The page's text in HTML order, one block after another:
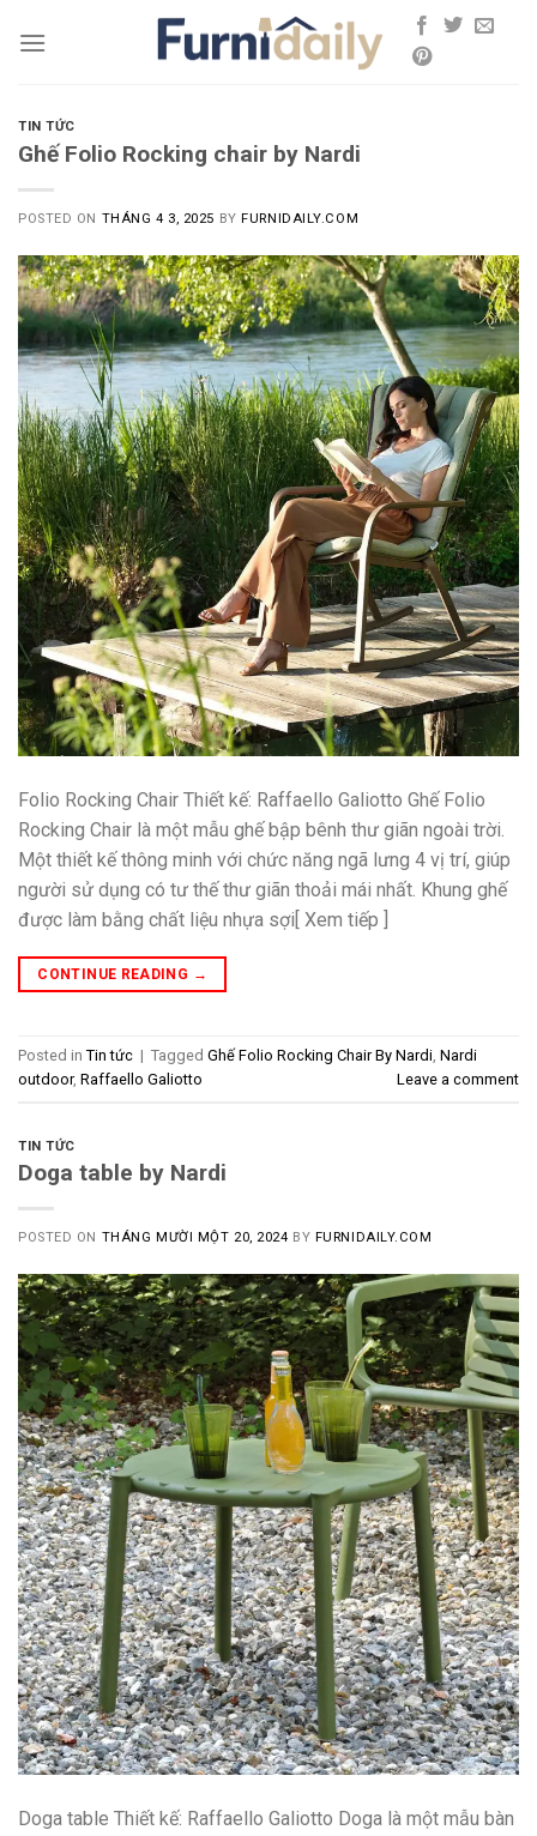
TIN TỨC
Ghế Folio Rocking chair by Nardi
POSTED ON THÁNG 4 3, 2025 BYFURNIDAILY.COM
Folio Rocking Chair Thiết kế: Raffaello Galiotto Ghế Folio
Rocking Chair là một mẫu ghế bập bênh thư giãn ngoài trời.
Một thiết kế thông minh với chức năng ngã lưng 4 vị trí, giúp
người sử dụng có tư thế thư giãn thoải mái nhất. Khung ghế
được làm bằng chất liệu nhựa sợi[ Xem tiếp ]
CONTINUE READING →
Posted in Tin tức | Tagged Ghế Folio Rocking Chair By Nardi Nardi
outdoor, Raffaello Galiotto Leave a comment
TIN TỨC
Doga table by Nardi
POSTED ON THÁNG MƯỜI MỘT 20, 2024 BY FURNIDAILY.COM
Doga table Thiết kế: Raffaello Galiotto Doga là một mẫu bàn